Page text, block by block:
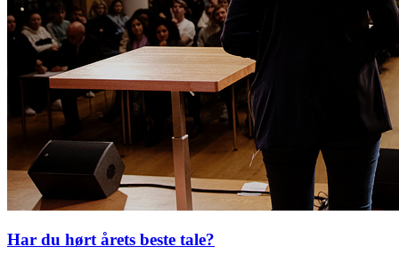
Har du hørt årets beste tale?